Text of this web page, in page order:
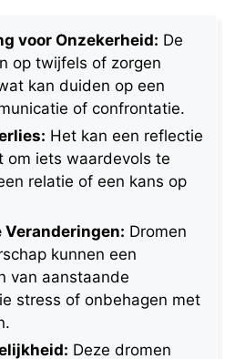
voor Onzekerheid: De
op twijfels of zorgen
kan duiden op een
of confrontatie.
Het kan een reflectie
om iets waardevols te
relatie of een kans op
Veranderingen: Dromen
kunnen een
van aanstaande
stress of onbehagen met
Deze dromen